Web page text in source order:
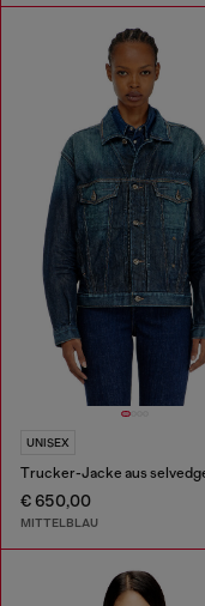
UNISEX
€ 650,00
MITTELBLAU